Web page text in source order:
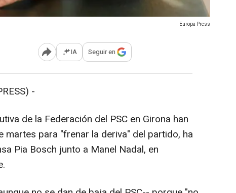
Europa Press
Abrir opciones para compartir
IA Seguir en
-
de la Federación del PSC en Girona han
martes para "frenar la deriva" del partido, ha
Pia Bosch junto a Manel Nadal, en